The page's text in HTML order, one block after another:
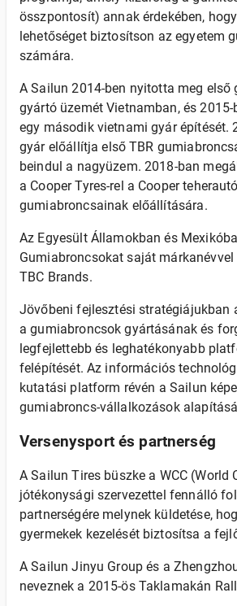
összpontosít) annak érdekében,
lehetőséget biztosítson az egyetem
számára.
A Sailun 2014-ben nyitotta meg első
gyártó üzemét Vietnamban, és
egy második vietnami gyár építését.
gyár előállítja első TBR
beindul a nagyüzem. 2018-ban
a Cooper Tyres-rel a Cooper
gumiabroncsainak előállítására.
Az Egyesült Államokban és
Gumiabroncsokat saját
TBC Brands.
Jövőbeni fejlesztési stratégiájukban
a gumiabroncsok gyártásának és
legfejlettebb és leghatékonyabb
felépítését. Az információs
kutatási platform révén a Sailun
gumiabroncs-vállalkozások
Versenysport és partnerség
A Sailun Tires büszke a WCC (World
jótékonysági szervezettel fennálló
partnerségére melynek küldetése,
gyermekek kezelését biztosítsa a
A Sailun Jinyu Group és a
neveznek a 2015-ös Taklamakán